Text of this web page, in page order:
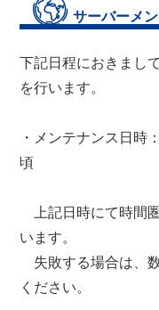
サーバーメ
下記日程におきまし
を行います。
・メンテナンス日時
頃
上記日時にて時間
います。
失敗する場合は、
ください。